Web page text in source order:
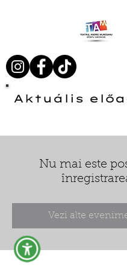
Aktuális
Nu mai este
Vezi alte